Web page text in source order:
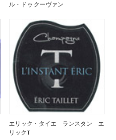
ル・ドゥ クーヴァン
エリック・タイエ ランスタン エ
リックT